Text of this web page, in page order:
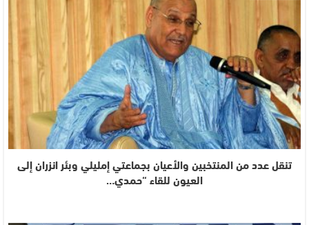
تنقل عدد من المنتخبين والأعيان بجماعتي إمليلي وبئر انزران إلى
العيون للقاء “حمدي…